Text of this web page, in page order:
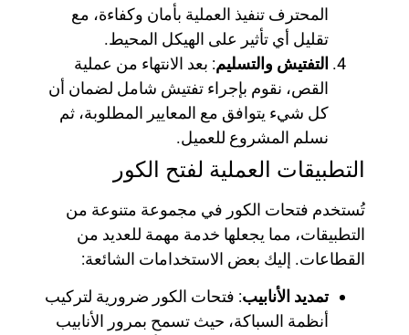
المحترف تنفيذ العملية بأمان وكفاءة، مع
تقليل أي تأثير على الهيكل المحيط.
التفتيش والتسليم: بعد الانتهاء من عملية
القص، نقوم بإجراء تفتيش شامل لضمان أن
كل شيء يتوافق مع المعايير المطلوبة، ثم
نسلم المشروع للعميل.
التطبيقات العملية لفتح الكور
تُستخدم فتحات الكور في مجموعة متنوعة من
التطبيقات، مما يجعلها خدمة مهمة للعديد من
القطاعات. إليك بعض الاستخدامات الشائعة:
تمديد الأنابيب: فتحات الكور ضرورية لتركيب
أنظمة السباكة، حيث تسمح بمرور الأنابيب